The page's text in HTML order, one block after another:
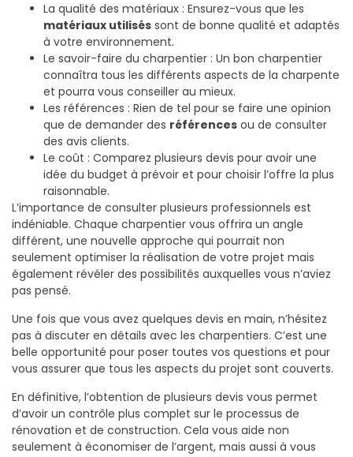
La qualité des matériaux : Ensurez-vous que les
matériaux utilisés sont de bonne qualité et adaptés
à votre environnement.
Le savoir-faire du charpentier : Un bon charpentier
connaîtra tous les différents aspects de la charpente
et pourra vous conseiller au mieux.
Les références : Rien de tel pour se faire une opinion
que de demander des références ou de consulter
des avis clients.
Le coût : Comparez plusieurs devis pour avoir une
idée du budget à prévoir et pour choisir l’offre la plus
raisonnable.
L’importance de consulter plusieurs professionnels est
indéniable. Chaque charpentier vous offrira un angle
différent, une nouvelle approche qui pourrait non
seulement optimiser la réalisation de votre projet mais
également révéler des possibilités auxquelles vous n’aviez
pas pensé.
Une fois que vous avez quelques devis en main, n’hésitez
pas à discuter en détails avec les charpentiers. C’est une
belle opportunité pour poser toutes vos questions et pour
vous assurer que tous les aspects du projet sont couverts.
En définitive, l’obtention de plusieurs devis vous permet
d’avoir un contrôle plus complet sur le processus de
rénovation et de construction. Cela vous aide non
seulement à économiser de l’argent, mais aussi à vous